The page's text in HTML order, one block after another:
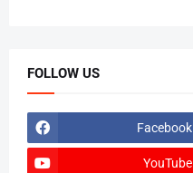
FOLLOW US
Facebook
YouTube